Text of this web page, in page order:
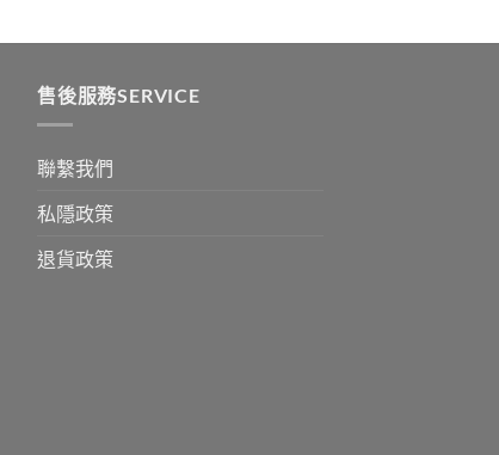
售後服務SERVICE
聯繫我們
私隱政策
退貨政策